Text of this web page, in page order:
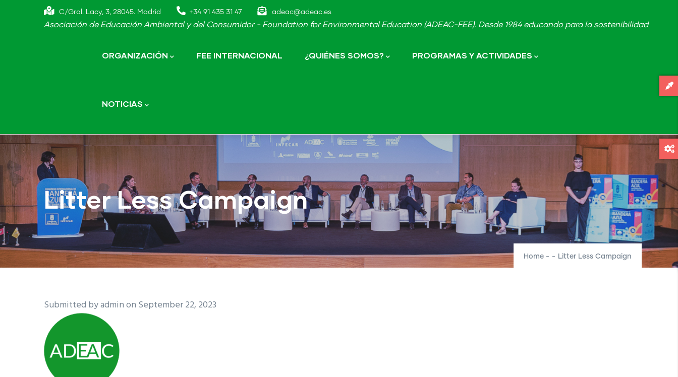
C/Gral. Lacy, 3, 28045. Madrid +34 91 435 31 47 adeac@adeac.es
Asociación de Educación Ambiental y del Consumidor - Foundation for Environmental Education (ADEAC-FEE). Desde 1984 educando para la sostenibilidad
navigation
ORGANIZACIÓN FEE INTERNACIONAL ¿QUIÉNES SOMOS? PROGRAMAS Y ACTIVIDADES
NOTICIAS
Litter Less Campaign
Home - - Litter Less Campaign
Submitted byadminon September 22, 2023